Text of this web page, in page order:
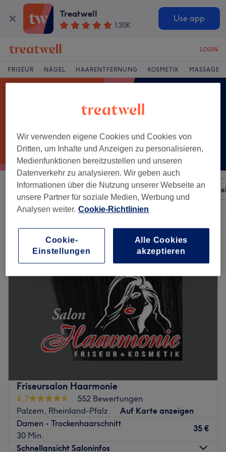
Treatwell
130K
Use app
LOGIN
FRISEUR NÄGEL HAARENTFERNUNG KOSMETIK MASSAGE
Sortieren nach Besonderheiten Salons
damen - trockenhaarschnitt in Palzem, Rheinland-Pfalz
Friseursalon Haarmonie
4,7
552 Bewertungen
Palzem, Rheinland-Pfalz
Auf Karte anzeigen
Damen - Trockenhaarschnitt
30 Min.
35 €
Schnellansicht Saloninfos
Wir verwenden eigene Cookies und Cookies von
Dritten, um Inhalte und Anzeigen zu personalisieren,
Medienfunktionen bereitzustellen und unseren
Datenverkehr zu analysieren. Wir geben auch
Informationen über die Nutzung unserer Webseite an
unsere Partner für soziale Medien, Werbung und
Analysen weiter. Cookie-Richtlinien
Cookie-
Einstellungen
Alle Cookies
akzeptieren